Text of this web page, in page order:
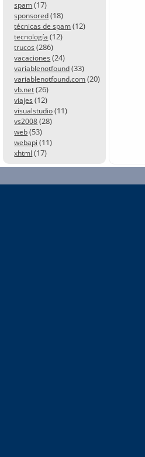
spam (17)
sponsored (18)
técnicas de spam (12)
tecnología (12)
trucos (286)
vacaciones (24)
variablenotfound (33)
variablenotfound.com (20)
vb.net (26)
viajes (12)
visualstudio (11)
vs2008 (28)
web (53)
webapi (11)
xhtml (17)